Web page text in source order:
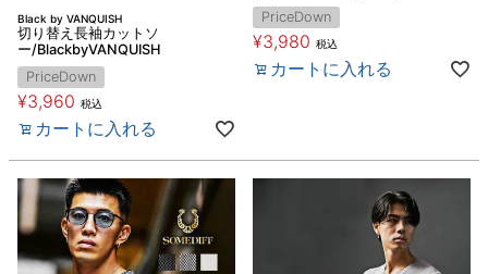
Black by VANQUISH
切り替え長袖カットソ
ー/BlackbyVANQUISH
PriceDown
¥3,960 税込
カートに入れる
PriceDown
¥3,980 税込
カートに入れる